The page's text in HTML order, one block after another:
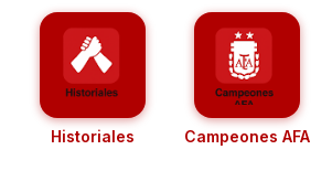
Historiales Campeones AFA